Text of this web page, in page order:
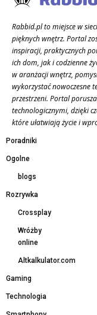
Rabbid.pl to miejsce w
pięknych wnętrz. Portal
inspiracji, praktycznych
ich dom, jak i codzienne
w aranżacji wnętrz,
wykorzystać nowoczesne
przestrzeni. Portal
technologicznymi, dzięki
które ułatwiają życie i
Poradniki
Ogolne
blogs
Rozrywka
Crossplay
Wróżby
online
Altkalkulator.com
Gaming
Technologia